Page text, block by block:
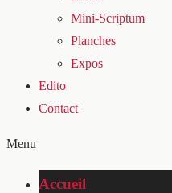
Mini-Scriptum
Planches
Expos
Edito
Contact
Menu
Accueil